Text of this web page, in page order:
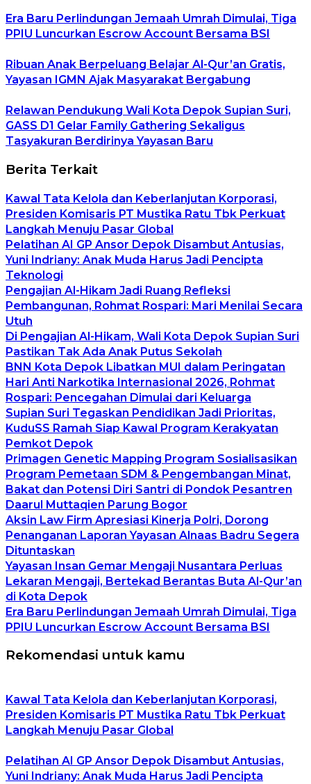
Era Baru Perlindungan Jemaah Umrah Dimulai, Tiga
PPIU Luncurkan Escrow Account Bersama BSI
Ribuan Anak Berpeluang Belajar Al-Qur’an Gratis,
Yayasan IGMN Ajak Masyarakat Bergabung
Relawan Pendukung Wali Kota Depok Supian Suri,
GASS D1 Gelar Family Gathering Sekaligus
Tasyakuran Berdirinya Yayasan Baru
Berita Terkait
Kawal Tata Kelola dan Keberlanjutan Korporasi,
Presiden Komisaris PT Mustika Ratu Tbk Perkuat
Langkah Menuju Pasar Global
Pelatihan AI GP Ansor Depok Disambut Antusias,
Yuni Indriany: Anak Muda Harus Jadi Pencipta
Teknologi
Pengajian Al-Hikam Jadi Ruang Refleksi
Pembangunan, Rohmat Rospari: Mari Menilai Secara
Utuh
Di Pengajian Al-Hikam, Wali Kota Depok Supian Suri
Pastikan Tak Ada Anak Putus Sekolah
BNN Kota Depok Libatkan MUI dalam Peringatan
Hari Anti Narkotika Internasional 2026, Rohmat
Rospari: Pencegahan Dimulai dari Keluarga
Supian Suri Tegaskan Pendidikan Jadi Prioritas,
KuduSS Ramah Siap Kawal Program Kerakyatan
Pemkot Depok
Primagen Genetic Mapping Program Sosialisasikan
Program Pemetaan SDM & Pengembangan Minat,
Bakat dan Potensi Diri Santri di Pondok Pesantren
Daarul Muttaqien Parung Bogor
Aksin Law Firm Apresiasi Kinerja Polri, Dorong
Penanganan Laporan Yayasan Alnaas Badru Segera
Dituntaskan
Yayasan Insan Gemar Mengaji Nusantara Perluas
Lekaran Mengaji, Bertekad Berantas Buta Al-Qur’an
di Kota Depok
Era Baru Perlindungan Jemaah Umrah Dimulai, Tiga
PPIU Luncurkan Escrow Account Bersama BSI
Rekomendasi untuk kamu
Kawal Tata Kelola dan Keberlanjutan Korporasi,
Presiden Komisaris PT Mustika Ratu Tbk Perkuat
Langkah Menuju Pasar Global
Pelatihan AI GP Ansor Depok Disambut Antusias,
Yuni Indriany: Anak Muda Harus Jadi Pencipta